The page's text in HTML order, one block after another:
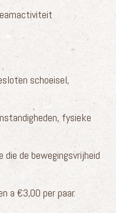
schoeisel,
fysieke
die de bewegingsvrijheid
a €3,00 per paar.